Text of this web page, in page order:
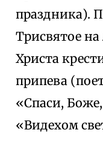
праздника).
Трисвятое
Христа
припева
«Спаси,
«Видехом